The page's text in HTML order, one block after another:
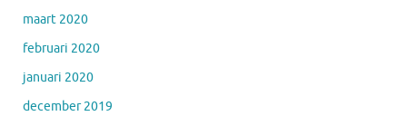
maart 2020
februari 2020
januari 2020
december 2019